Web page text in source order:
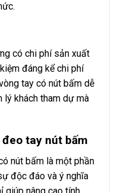
có chi phí sản xuất
đáng kể chi phí
tay có nút bấm dễ
lý khách tham dự mà
tay nút bấm
nút bấm là một phần
độc đáo và ý nghĩa
giúp nâng cao tính